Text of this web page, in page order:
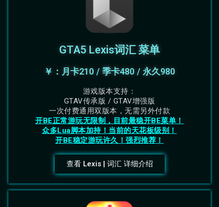
GTA5 Lexis词汇 菜单
￥：月卡210 / 季卡480 / 永久980
游戏版本支持：
GTAV传承版 / GTAV增强版
一次付费通用双版本，无需另外付款
开BE正常游玩无限制，目前最稳开BE菜单！
众多Lua脚本加持！当前的天花板级别！
开BE稳定游玩许久！强烈推荐！
查看 Lexis | 词汇 详细介绍